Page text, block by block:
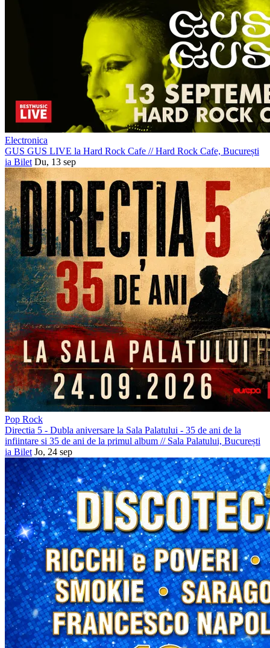
Electronica
GUS GUS LIVE la Hard Rock Cafe //Hard Rock Cafe, București
ia Bilet Du, 13 sep
Pop Rock
Directia 5 - Dubla aniversare la Sala Palatului - 35 de ani de la
infiintare si 35 de ani de la primul album //Sala Palatului, București
ia Bilet Jo, 24 sep